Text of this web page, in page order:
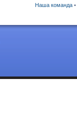
Наша команда •